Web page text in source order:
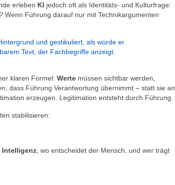
erleben KI jedoch oft als Identitäts- und Kulturfrage:
Wenn Führung darauf nur mit Technikargumenten
klaren Formel: Werte müssen sichtbar werden,
dass Führung Verantwortung übernimmt – statt sie an
erzeugen. Legitimation entsteht durch Führung.
stabilisieren:
, wo entscheidet der Mensch, und wer trägt